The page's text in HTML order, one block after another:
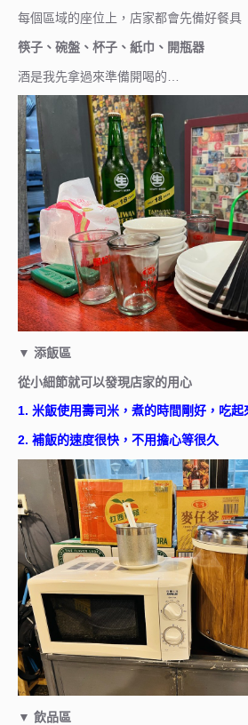
每個區域的座位上，店家都會先備好餐具
筷子、碗盤、杯子、紙巾、開瓶器
酒是我先拿過來準備開喝的…
▼ 添飯區
從小細節就可以發現店家的用心
1. 米飯使用壽司米，煮的時間剛好，吃起
2. 補飯的速度很快，不用擔心等很久
▼ 飲品區